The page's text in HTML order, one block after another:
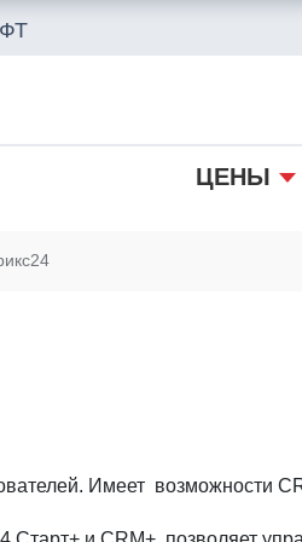
ЦЕНЫ
Имеет возможности
бизнесом. Это
и обновление продукта
и автоматизация